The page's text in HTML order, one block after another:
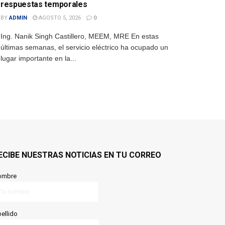
respuestas temporales
BY ADMIN AGOSTO 5, 2026 0
Ing. Nanik Singh Castillero, MEEM, MRE En estas
últimas semanas, el servicio eléctrico ha ocupado un
lugar importante en la...
NUESTRAS NOTICIAS EN TU CORREO